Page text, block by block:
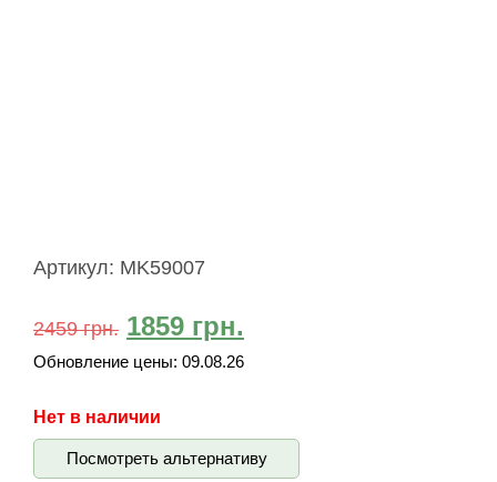
Артикул: MK59007
2459грн. 1859 грн.
Обновление цены: 09.08.26
Нет в наличии
Посмотреть альтернативу